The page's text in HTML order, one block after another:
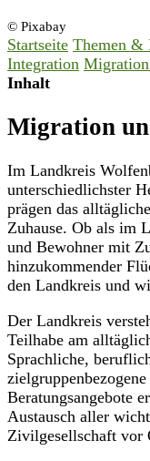
© Pixabay
Startseite Themen &
Integration
Inhalt
Migration
Im Landkreis
unterschiedlichster
prägen das
Zuhause. Ob als im
und Bewohner mit
hinzukommender
den Landkreis und
Der Landkreis
Teilhabe am
Sprachliche,
Beratungsangebote
Austausch aller
Zivilgesellschaft vor